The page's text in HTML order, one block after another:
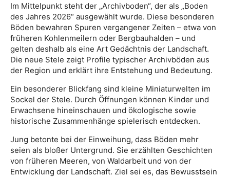
Im Mittelpunkt steht der „Archivboden“, der als „Boden
des Jahres 2026“ ausgewählt wurde. Diese besonderen
Böden bewahren Spuren vergangener Zeiten – etwa von
früheren Kohlenmeilern oder Bergbauhalden – und
gelten deshalb als eine Art Gedächtnis der Landschaft.
Die neue Stele zeigt Profile typischer Archivböden aus
der Region und erklärt ihre Entstehung und Bedeutung.
Ein besonderer Blickfang sind kleine Miniaturwelten im
Sockel der Stele. Durch Öffnungen können Kinder und
Erwachsene hineinschauen und ökologische sowie
historische Zusammenhänge spielerisch entdecken.
Jung betonte bei der Einweihung, dass Böden mehr
seien als bloßer Untergrund. Sie erzählten Geschichten
von früheren Meeren, von Waldarbeit und von der
Entwicklung der Landschaft. Ziel sei es, das Bewusstsein